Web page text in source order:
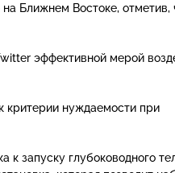
Ближнем Востоке, отметив,
эффективной мерой
критерии нуждаемости при
к запуску глубоководного